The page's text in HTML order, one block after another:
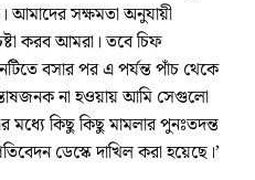
আমাদের সক্ষমতা অনুযায়ী
করব আমরা। তবে চিফ
বসার পর এ পর্যন্ত পাঁচ থেকে
না হওয়ায় আমি সেগুলো
মধ্যে কিছু কিছু মামলার পুনঃতদন্ত
ডেস্কে দাখিল করা হয়েছে।’